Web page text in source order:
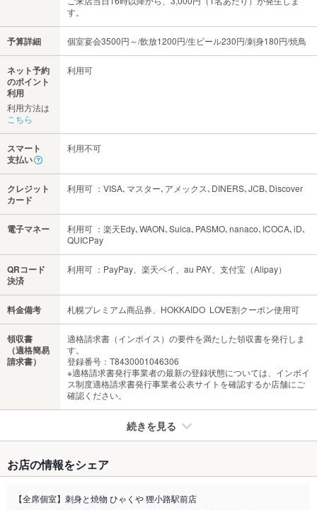
す。
予算詳細 個室宴会3500円～/飲放1200円/生ビール230円/刺身180円/焼鳥
ネット予約
のポイント
利用
利用方法は
こちら
利用可
スマート
支払い
利用不可
クレジット
カード
利用可 ：VISA､マスター､アメックス､DINERS､JCB､Discover
電子マネー
利用可 ：楽天Edy､WAON､Suica､PASMO､nanaco､ICOCA､iD､
QUICPay
QRコード
決済
利用可 ：PayPay、楽天ペイ、au PAY、支付宝（Alipay）
料金備考 札幌プレミアム商品券、HOKKAIDO LOVE割クーポン使用可
領収書
（適格簡易
請求書）
適格請求書（インボイス）の要件を満たした領収書を発行しま
す。
登録番号：T8430001046306
※適格請求書発行事業者の最新の登録状態については、インボイ
ス制度適格請求書発行事業者公表サイトを確認するか店舗にご
確認ください。
続きを見る
禁煙・喫煙
全席喫煙可
のためご安心ください
お店の情報をシェア
【全席個室】刺身と焼物 ひゃくや 狸小路駅前店